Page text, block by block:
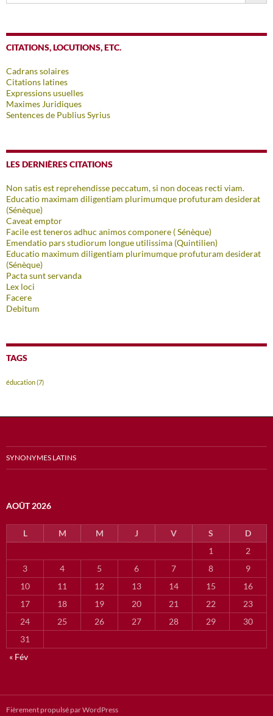
CITATIONS, LOCUTIONS, ETC.
Cadrans solaires
Citations latines
Expressions usuelles
Maximes Juridiques
Sentences de Publius Syrius
LES DERNIÈRES CITATIONS
Non satis est reprehendisse peccatum, si non doceas recti viam.
Educatio maximam diligentiam plurimumque profuturam desiderat
(Sénèque)
Caveat emptor
Facile est teneros adhuc animos componere ( Sénèque)
Emendatio pars studiorum longue utilissima (Quintilien)
Educatio maximum diligentiam plurimumque profuturam desiderat
(Sénèque)
Pacta sunt servanda
Lex loci
Facere
Debitum
TAGS
éducation(7)
SYNONYMES LATINS
AOÛT 2026
L M M J V S
D
1
2
3
4 5 6 7 8
9
10
11 12 13 14 15
16
17
18 19 20 21 22
23
24
25 26 27 28 29
30
31
« Fév
Fièrement propulsé par WordPress